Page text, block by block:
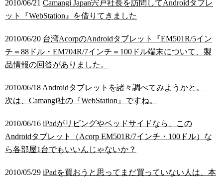
2010/06/21 Camangi Japan宍戸社長を訪問してAndroidタブレ
ット『WebStation』を借りてきました
2010/06/20 台湾AcorpのAndroidタブレット『EM501R/5イン
チ＝88ドル・EM704R/7インチ＝100ドル端末について、製
品情報の回答がありました。
2010/06/18Androidタブレットを諸々調べてみようかと。
次は、Camangi社の『WebStation』ですね。
2010/06/16 iPadがリビングやベッドサイドなら、この
Androidタブレット（Acorp EM501R/7インチ・100ドル）な
ら各部屋1台でもいいんじゃないか？
2010/05/29 iPadを買おうと思ってまだ買っていない人は、本